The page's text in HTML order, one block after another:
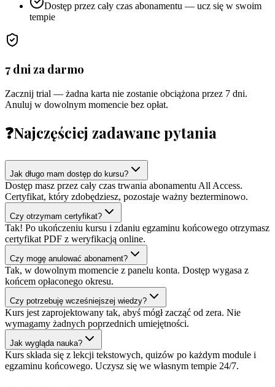
Dostęp przez cały czas abonamentu — ucz się w swoim
tempie
7 dni za darmo
Zacznij trial — żadna karta nie zostanie obciążona przez 7 dni.
Anuluj w dowolnym momencie bez opłat.
❓Najczęściej zadawane pytania
Jak długo mam dostęp do kursu?
Dostęp masz przez cały czas trwania abonamentu All Access.
Certyfikat, który zdobędziesz, pozostaje ważny bezterminowo.
Czy otrzymam certyfikat?
Tak! Po ukończeniu kursu i zdaniu egzaminu końcowego otrzymasz
certyfikat PDF z weryfikacją online.
Czy mogę anulować abonament?
Tak, w dowolnym momencie z panelu konta. Dostęp wygasa z
końcem opłaconego okresu.
Czy potrzebuję wcześniejszej wiedzy?
Kurs jest zaprojektowany tak, abyś mógł zacząć od zera. Nie
wymagamy żadnych poprzednich umiejętności.
Jak wygląda nauka?
Kurs składa się z lekcji tekstowych, quizów po każdym module i
egzaminu końcowego. Uczysz się we własnym tempie 24/7.